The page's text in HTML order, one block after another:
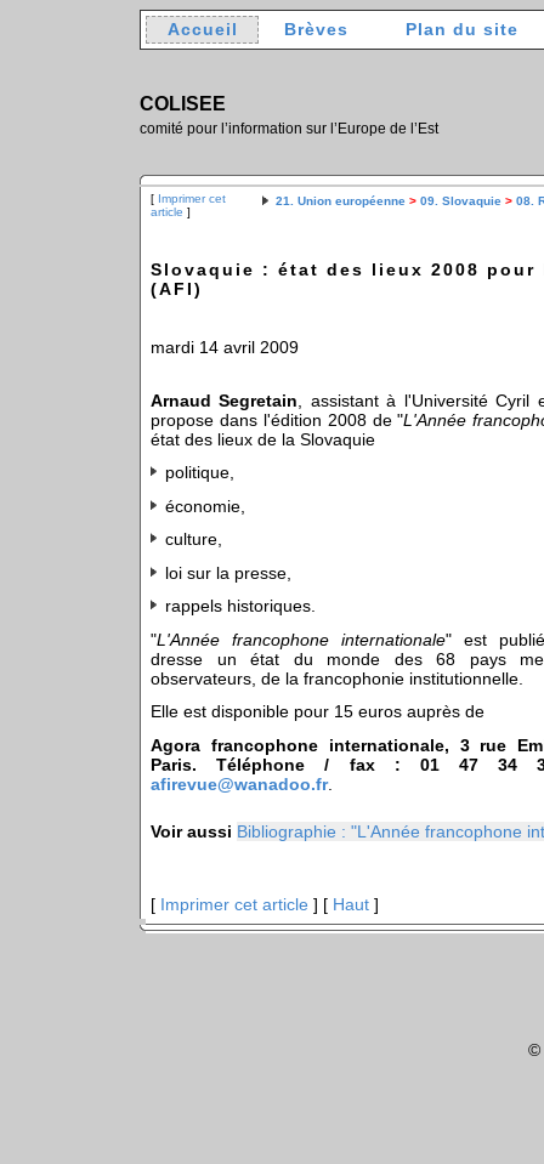
Accueil Brèves Plan du site
COLISEE
comité pour l’information sur l’Europe de l’Est
[ Imprimer cet
article ]
21. Union européenne > 09. Slovaquie > 08.
Slovaquie : état des lieux 2008
(AFI)
mardi 14 avril 2009
Arnaud Segretain , assistant à l'Université Cyril
propose dans l'édition 2008 de "L'Année
état des lieux de la Slovaquie
politique,
économie,
culture,
loi sur la presse,
rappels historiques.
"L'Année francophone internationale" est
dresse un état du monde des 68 pays
observateurs, de la francophonie institutionnelle.
Elle est disponible pour 15 euros auprès de
Agora francophone internationale, 3 rue
Paris. Téléphone / fax : 01 47 34
afirevue@wanadoo.fr.
Voir aussi Bibliographie : "L'Année francophone
[ Imprimer cet article ] [ Haut ]
©